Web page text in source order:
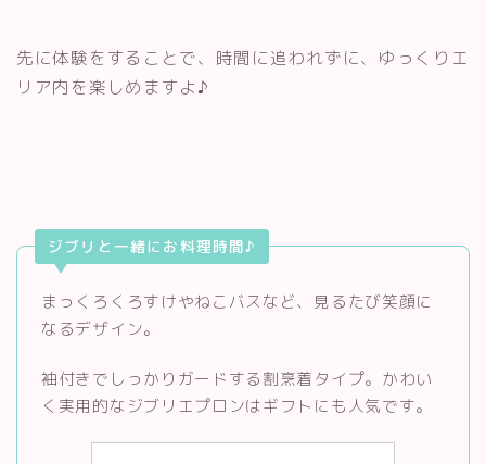
先に体験をすることで、時間に追われずに、ゆっくりエ
リア内を楽しめますよ♪
ジブリと一緒にお料理時間♪
まっくろくろすけやねこバスなど、見るたび笑顔に
なるデザイン。
袖付きでしっかりガードする割烹着タイプ。かわい
く実用的なジブリエプロンはギフトにも人気です。